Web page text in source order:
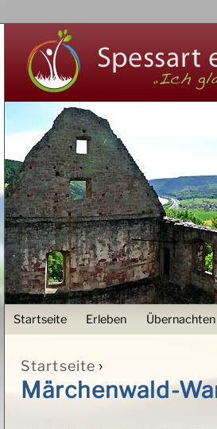
User menu
Startseite Erleben Übernachten
Sie sind hier
Startseite ›
Märchenwald-